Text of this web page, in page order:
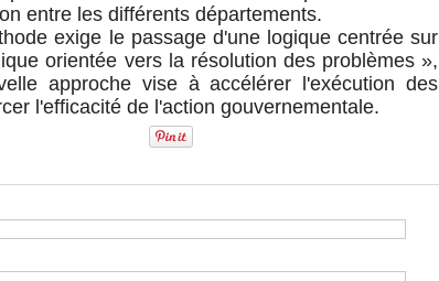
entre les différents départements.
exige le passage d'une logique centrée sur
orientée vers la résolution des problèmes »,
approche vise à accélérer l'exécution des
l'efficacité de l'action gouvernementale.